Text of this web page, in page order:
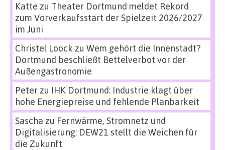
Katte zu Theater Dortmund meldet Rekord
zum Vorverkaufsstart der Spielzeit 2026/2027
im Juni
Christel Loock zu Wem gehört die Innenstadt?
Dortmund beschließt Bettelverbot vor der
Außengastronomie
Peterzu IHK Dortmund: Industrie klagt über
hohe Energiepreise und fehlende Planbarkeit
Sascha zu Fernwärme, Stromnetz und
Digitalisierung: DEW21 stellt die Weichen für
die Zukunft